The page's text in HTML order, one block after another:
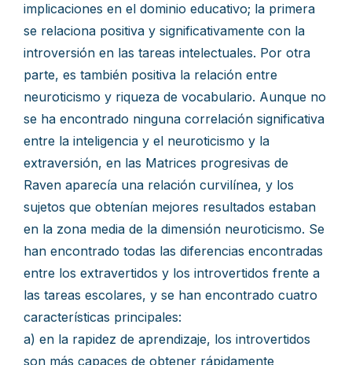
implicaciones en el dominio educativo; la primera
se relaciona positiva y significativamente con la
introversión en las tareas intelectuales. Por otra
parte, es también positiva la relación entre
neuroticismo y riqueza de vocabulario. Aunque no
se ha encontrado ninguna correlación significativa
entre la inteligencia y el neuroticismo y la
extraversión, en las Matrices progresivas de
Raven aparecía una relación curvilínea, y los
sujetos que obtenían mejores resultados estaban
en la zona media de la dimensión neuroticismo. Se
han encontrado todas las diferencias encontradas
entre los extravertidos y los introvertidos frente a
las tareas escolares, y se han encontrado cuatro
características principales:
a) en la rapidez de aprendizaje, los introvertidos
son más capaces de obtener rápidamente